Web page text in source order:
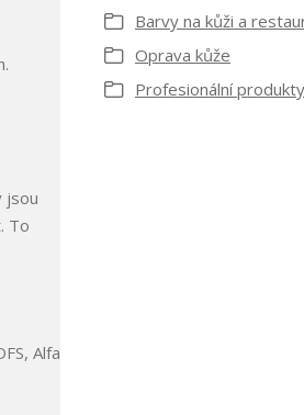
jsou
To
Alfa
Barvy na kůži a
Oprava kůže
Profesionální produkty